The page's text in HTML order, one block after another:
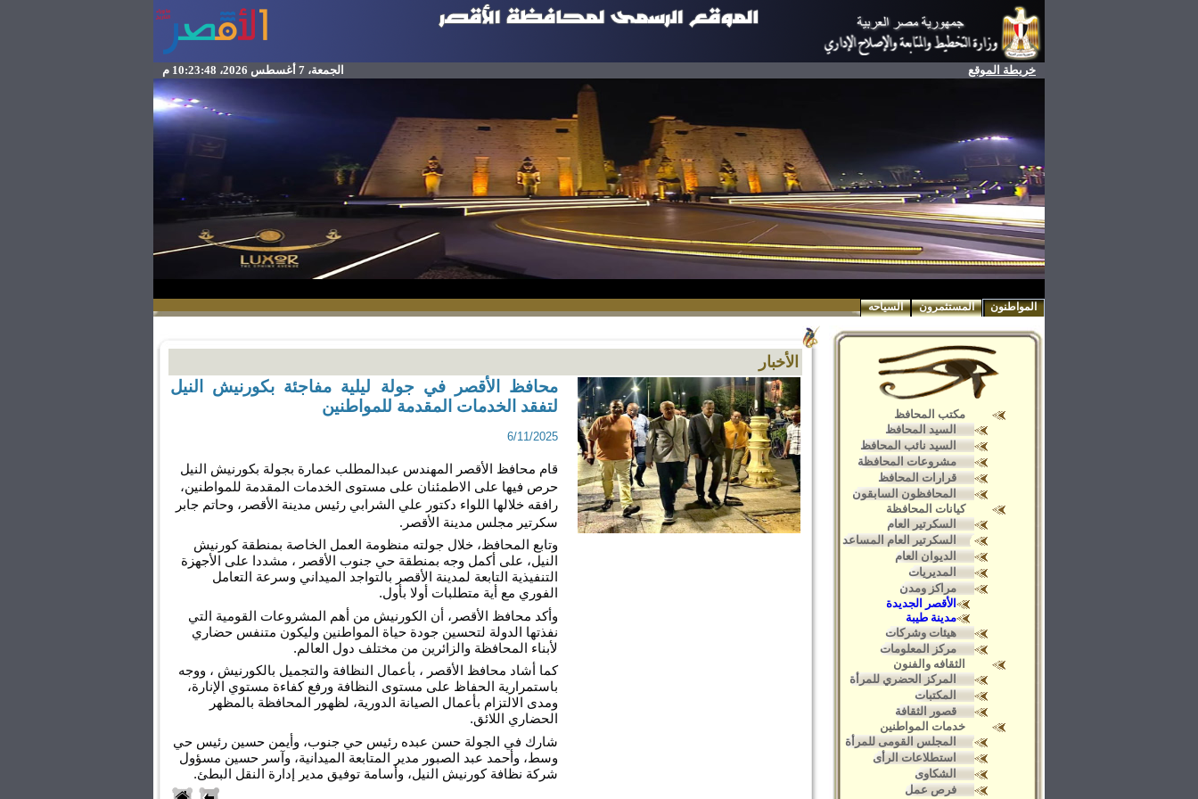
خريطة الموقع الجمعة، 7 أغسطس 2026، 10:23:48 م
المواطنون المستثمرون السياحه
مكتب المحافظ
السيد المحافظ
السيد نائب المحافظ
مشروعات المحافظة
قرارات المحافظ
المحافظون السابقون
كيانات المحافظة
السكرتير العام
السكرتير العام المساعد
الديوان العام
المديريات
مراكز ومدن
الأقصر الجديدة
مدينة طيبة
هيئات وشركات
مركز المعلومات
الثقافه والفنون
المركز الحضري للمرأة
المكتبات
قصور الثقافة
خدمات المواطنين
المجلس القومى للمرأة
استطلاعات الرأى
الشكاوى
فرص عمل
الأخبار
محافظ الأقصر في جولة ليلية مفاجئة بكورنيش النيل
لتفقد الخدمات المقدمة للمواطنين
6/11/2025
سكرتير مجلس مدينة الأقصر.
الفوري مع أية متطلبات أولا بأول.
لأبناء المحافظة والزائرين من مختلف دول العالم.
الحضاري اللائق.
شركة نظافة كورنيش النيل، وأسامة توفيق مدير إدارة النقل البطئ.